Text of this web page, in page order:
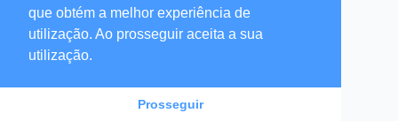
que obtém a melhor experiência de
utilização. Ao prosseguir aceita a sua
utilização.
Prosseguir